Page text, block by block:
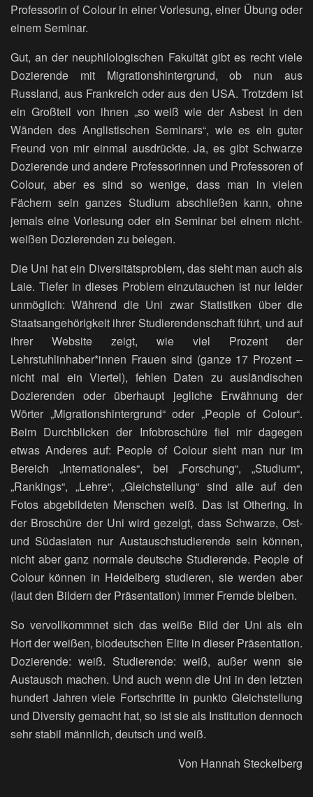
Professorin of Colour in einer Vorlesung, einer Übung oder
einem Seminar.
Gut, an der neuphilologischen Fakultät gibt es recht viele
Dozierende mit Migrationshintergrund, ob nun aus
Russland, aus Frankreich oder aus den USA. Trotzdem ist
ein Großteil von ihnen „so weiß wie der Asbest in den
Wänden des Anglistischen Seminars“, wie es ein guter
Freund von mir einmal ausdrückte. Ja, es gibt Schwarze
Dozierende und andere Professorinnen und Professoren of
Colour, aber es sind so wenige, dass man in vielen
Fächern sein ganzes Studium abschließen kann, ohne
jemals eine Vorlesung oder ein Seminar bei einem nicht-
weißen Dozierenden zu belegen.
Die Uni hat ein Diversitätsproblem, das sieht man auch als
Laie. Tiefer in dieses Problem einzutauchen ist nur leider
unmöglich: Während die Uni zwar Statistiken über die
Staatsangehörigkeit ihrer Studierendenschaft führt, und auf
ihrer Website zeigt, wie viel Prozent der
Lehrstuhlinhaber*innen Frauen sind (ganze 17 Prozent –
nicht mal ein Viertel), fehlen Daten zu ausländischen
Dozierenden oder überhaupt jegliche Erwähnung der
Wörter „Migrationshintergrund“ oder „People of Colour“.
Beim Durchblicken der Infobroschüre fiel mir dagegen
etwas Anderes auf: People of Colour sieht man nur im
Bereich „Internationales“, bei „Forschung“, „Studium“,
„Rankings“, „Lehre“, „Gleichstellung“ sind alle auf den
Fotos abgebildeten Menschen weiß. Das ist Othering. In
der Broschüre der Uni wird gezeigt, dass Schwarze, Ost-
und Südasiaten nur Austauschstudierende sein können,
nicht aber ganz normale deutsche Studierende. People of
Colour können in Heidelberg studieren, sie werden aber
(laut den Bildern der Präsentation) immer Fremde bleiben.
So vervollkommnet sich das weiße Bild der Uni als ein
Hort der weißen, biodeutschen Elite in dieser Präsentation.
Dozierende: weiß. Studierende: weiß, außer wenn sie
Austausch machen. Und auch wenn die Uni in den letzten
hundert Jahren viele Fortschritte in punkto Gleichstellung
und Diversity gemacht hat, so ist sie als Institution dennoch
sehr stabil männlich, deutsch und weiß.
Von Hannah Steckelberg